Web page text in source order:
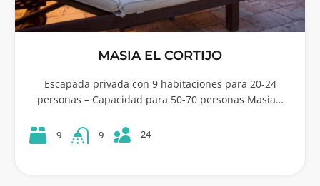
MASIA EL CORTIJO
Escapada privada con 9 habitaciones para 20-24
personas – Capacidad para 50-70 personas Masia…
9 9 24